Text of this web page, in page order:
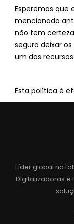
Esperemos que
mencionado
não tem
seguro deixar
um dos
Esta política é
Líder global na
Digitalizadoras e